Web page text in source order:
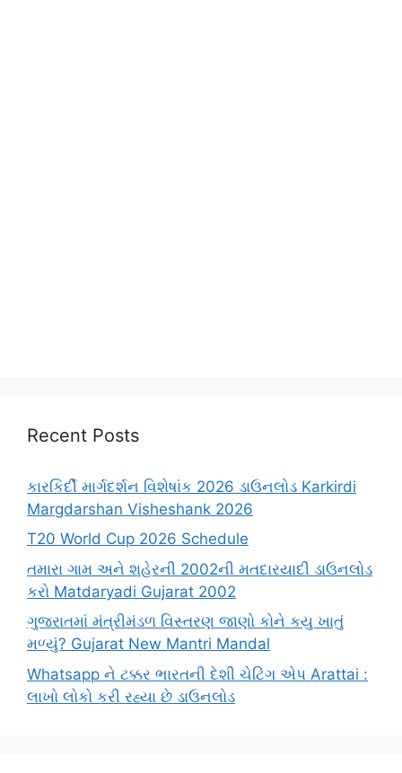
Recent Posts
કારકિર્દી માર્ગદર્શન વિશેષાંક 2026 ડાઉનલોડ Karkirdi
Margdarshan Visheshank 2026
T20 World Cup 2026 Schedule
તમારા ગામ અને શહેરની 2002ની મતદારયાદી ડાઉનલોડ
કરો Matdaryadi Gujarat 2002
ગુજરાતમાં મંત્રીમંડળ વિસ્તરણ જાણો કોને કયુ ખાતું
મળ્યું? Gujarat New Mantri Mandal
Whatsapp ને ટક્કર ભારતની દેશી ચેટિંગ એપ Arattai :
લાખો લોકો કરી રહ્યા છે ડાઉનલોડ